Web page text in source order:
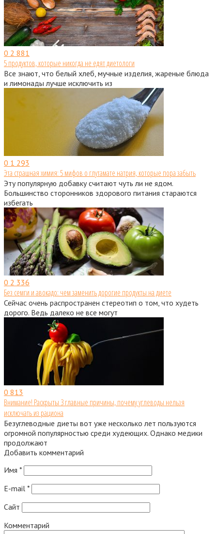
0 2 881
5 продуктов, которые никогда не едят диетологи
Все знают, что белый хлеб, мучные изделия, жареные блюда
и лимонады лучше исключить из
0 1 293
Эта страшная химия: 5 мифов о глутамате натрия, которые пора забыть
Эту популярную добавку считают чуть ли не ядом.
Большинство сторонников здорового питания стараются
избегать
0 2 336
Без семги и авокадо: чем заменить дорогие продукты на диете
Сейчас очень распространен стереотип о том, что худеть
дорого. Ведь далеко не все могут
0 813
Внимание! Раскрыты 3 главные причины, почему углеводы нельзя
исключать из рациона
Безуглеводные диеты вот уже несколько лет пользуются
огромной популярностью среди худеющих. Однако медики
продолжают
Добавить комментарий
Имя *
E-mail *
Сайт
Комментарий